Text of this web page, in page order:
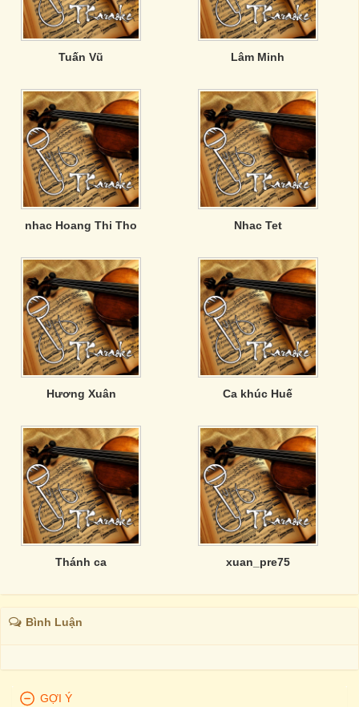
Tuấn Vũ Lâm Minh
nhac Hoang Thi Tho Nhac Tet
Hương Xuân Ca khúc Huế
Thánh ca xuan_pre75
Bình Luận
GỢI Ý